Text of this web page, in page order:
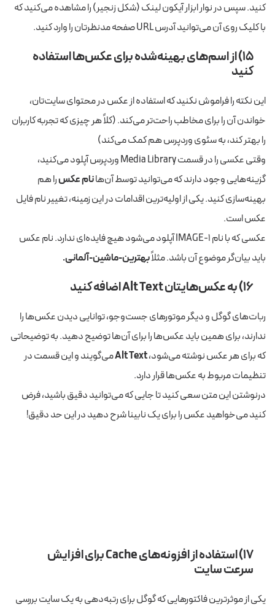
کنید. سپس در نوار ابزار آیکون لینک (شکل زنجیر) را مشاهده می‌کنید که
با کلیک روی آن می‌توانید آدرس URL صفحه مدنظرتان را وارد کنید.
۱۵) از اسم‌های بهینه‌شده برای عکس‌ها استفاده
کنید
این نکته را فراموش نکنید که استفاده از عکس در محتوای سایت‌تان،
خواندن آن را برای مخاطب راحت‌تر می‌کند. (کلاً هر چیزی که تجربه کاربران
را بهتر کند، به سئوی وردپرس هم کمک می‌کند)
وقتی عکسی را در قسمت Media Library وردپرس آپلود می‌کنید،
گزینه‌هایی وجود دارند که می‌توانید توسط آن‌هانام عکسرا هم
بهینه‌سازی کنید. یکی از اولیه‌ترین اقدامات در این زمینه، تغییر نام فایل
عکس است.
عکسی که با نام IMAGE-1 آپلود می‌شود هیچ فایده‌ای ندارد. نام عکس
باید بیان‌گر موضوع آن باشد. مثلاًبهترین-ماشین-آلمانی.
۱۶) به‌ عکس‌هایتان Alt Textاضافه کنید
ربات‌های گوگل و دیگر موتورهای جست‌و‌جو، توانایی دیدن عکس‌ها را
ندارند، برای همین باید عکس‌ها را برای آن‌ها توضیح دهید. به توضیحاتی
که برای هر عکس نوشته می‌شود،Alt Textمی‌گویند و این قسمت در
تنظیمات مربوط به عکس‌ها قرار دارد.
درنوشتن این متن سعی کنید تا جایی که می‌توانید دقیق باشید، فرض
کنید می‌خواهید عکس را برای یک نابینا شرح دهید در این حد دقیق!
۱۷) استفاده از افزونه‌های Cacheبرای افزایش
سرعت سایت
یکی از موثرترین فاکتورهایی که گوگل برای رتبه‌دهی به یک سایت بررسی